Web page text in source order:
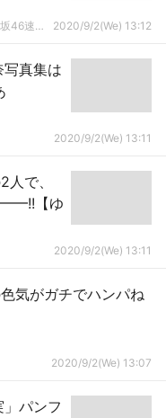
乃木通☆世界最速！乃木坂46欅坂46日向坂46速報まとめ 2020/9/2(We) 13:12
写真集は
2020/9/2(We) 13:11
で、
【ゆ
2020/9/2(We) 13:11
気がガチでハンパね
2020/9/2(We) 13:07
」パンフ